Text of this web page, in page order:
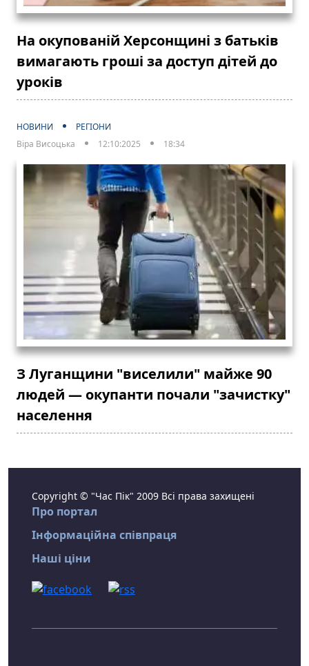
На окупованій Херсонщині з батьків
вимагають гроші за доступ дітей до
уроків
НОВИНИ
РЕГІОНИ
Віра Висоцька
12:10:2025 18:34
З Луганщини "виселили" майже 90
людей — окупанти почали "зачистку"
населення
Copyright © "Час Пік" 2009 Всі права захищені
Про портал
Інформаційна співпраця
Наші ціни